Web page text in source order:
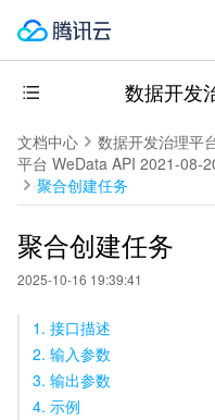
数据开发
文档中心 数据开发治理平
平台 WeData API 2021-08-
聚合创建任务
聚合创建任务
2025-10-16 19:39:41
1. 接口描述
2. 输入参数
3. 输出参数
4. 示例